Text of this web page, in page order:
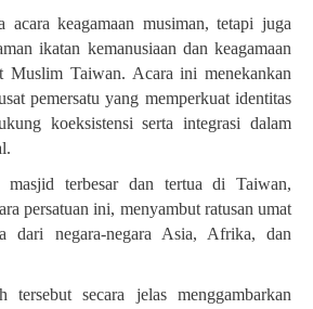
keagamaan musiman, tetapi juga
ikatan kemanusiaan dan keagamaan
Muslim Taiwan. Acara ini menekankan
pemersatu yang memperkuat identitas
koeksistensi serta integrasi dalam
.
terbesar dan tertua di Taiwan,
persatuan ini, menyambut ratusan umat
dari negara-negara Asia, Afrika, dan
tersebut secara jelas menggambarkan